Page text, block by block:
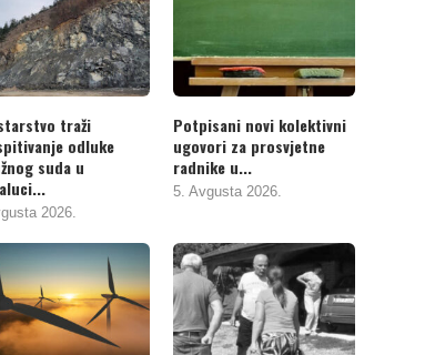
traži
odluke
suda u
2026.
Potpisani novi kolektivni
ugovori za prosvjetne
radnike u...
5. Avgusta 2026.